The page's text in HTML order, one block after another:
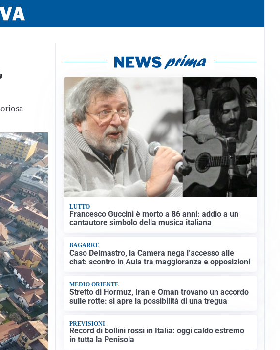
LUTTO
Francesco Guccini è morto a 86 anni: addio a un
cantautore simbolo della musica italiana
BAGARRE
Caso Delmastro, la Camera nega l’accesso alle
chat: scontro in Aula tra maggioranza e opposizioni
MEDIO ORIENTE
Stretto di Hormuz, Iran e Oman trovano un accordo
sulle rotte: si apre la possibilità di una tregua
PREVISIONI
Record di bollini rossi in Italia: oggi caldo estremo
in tutta la Penisola